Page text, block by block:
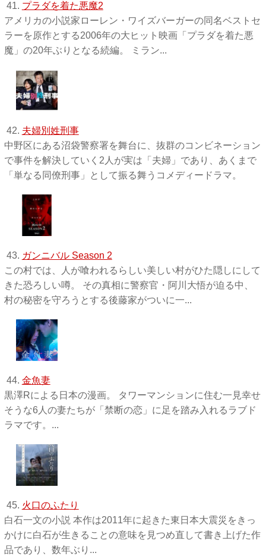
41. プラダを着た悪魔2
アメリカの小説家ローレン・ワイズバーガーの同名ベストセ
ラーを原作とする2006年の大ヒット映画「プラダを着た悪
魔」の20年ぶりとなる続編。 ミラン...
42. 夫婦別姓刑事
中野区にある沼袋警察署を舞台に、抜群のコンビネーション
で事件を解決していく2人が実は「夫婦」であり、あくまで
「単なる同僚刑事」として振る舞うコメディードラマ。
43. ガンニバル Season 2
この村では、人が喰われるらしい美しい村がひた隠しにして
きた恐ろしい噂。 その真相に警察官・阿川大悟が迫る中、
村の秘密を守ろうとする後藤家がついに一...
44. 金魚妻
黒澤Rによる日本の漫画。 タワーマンションに住む一見幸せ
そうな6人の妻たちが「禁断の恋」に足を踏み入れるラブド
ラマです。...
45. 火口のふたり
白石一文の小説 本作は2011年に起きた東日本大震災をきっ
かけに白石が生きることの意味を見つめ直して書き上げた作
品であり、数年ぶり...